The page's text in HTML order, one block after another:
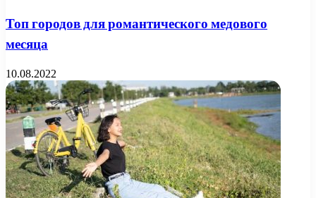
Топ городов для романтического медового
месяца
10.08.2022